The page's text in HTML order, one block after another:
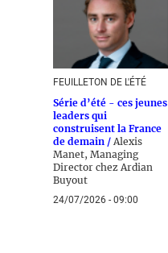
FEUILLETON DE L'ÉTÉ
Série d’été - ces jeunes
leaders qui
construisent la France
de demain / Alexis
Manet, Managing
Director chez Ardian
Buyout
24/07/2026 - 09:00